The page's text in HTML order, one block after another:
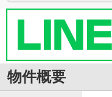
物件概要